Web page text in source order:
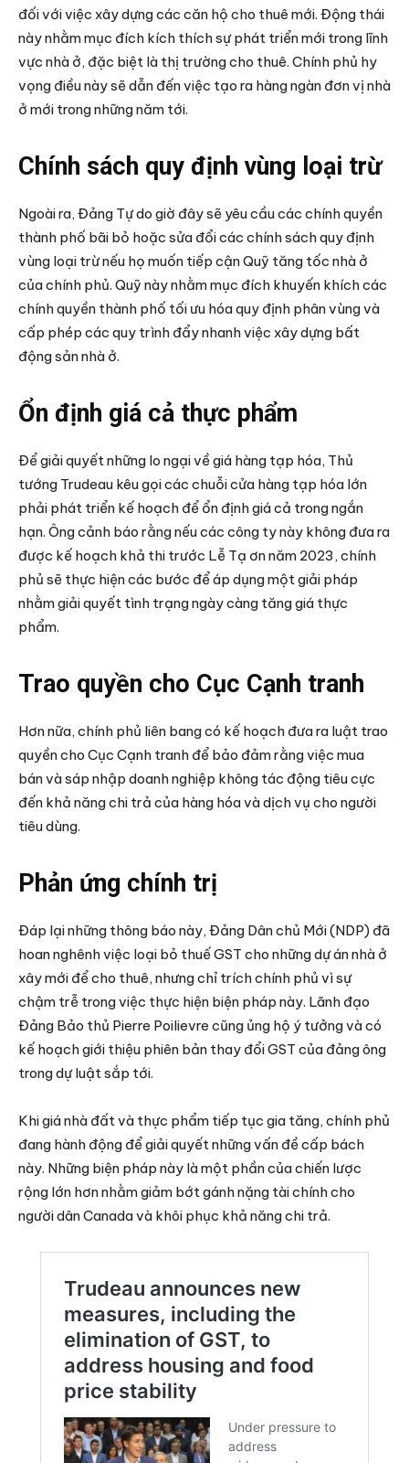
đối với việc xây dựng các căn hộ cho thuê mới. Động thái
này nhằm mục đích kích thích sự phát triển mới trong lĩnh
vực nhà ở, đặc biệt là thị trường cho thuê. Chính phủ hy
vọng điều này sẽ dẫn đến việc tạo ra hàng ngàn đơn vị nhà
ở mới trong những năm tới.
Chính sách quy định vùng loại trừ
Ngoài ra, Đảng Tự do giờ đây sẽ yêu cầu các chính quyền
thành phố bãi bỏ hoặc sửa đổi các chính sách quy định
vùng loại trừ nếu họ muốn tiếp cận Quỹ tăng tốc nhà ở
của chính phủ. Quỹ này nhằm mục đích khuyến khích các
chính quyền thành phố tối ưu hóa quy định phân vùng và
cấp phép các quy trình đẩy nhanh việc xây dựng bất
động sản nhà ở.
Ổn định giá cả thực phẩm
Để giải quyết những lo ngại về giá hàng tạp hóa, Thủ
tướng Trudeau kêu gọi các chuỗi cửa hàng tạp hóa lớn
phải phát triển kế hoạch để ổn định giá cả trong ngắn
hạn. Ông cảnh báo rằng nếu các công ty này không đưa ra
được kế hoạch khả thi trước Lễ Tạ ơn năm 2023, chính
phủ sẽ thực hiện các bước để áp dụng một giải pháp
nhằm giải quyết tình trạng ngày càng tăng giá thực
phẩm.
Trao quyền cho Cục Cạnh tranh
Hơn nữa, chính phủ liên bang có kế hoạch đưa ra luật trao
quyền cho Cục Cạnh tranh để bảo đảm rằng việc mua
bán và sáp nhập doanh nghiệp không tác động tiêu cực
đến khả năng chi trả của hàng hóa và dịch vụ cho người
tiêu dùng.
Phản ứng chính trị
Đáp lại những thông báo này, Đảng Dân chủ Mới (NDP) đã
hoan nghênh việc loại bỏ thuế GST cho những dự án nhà ở
xây mới để cho thuê, nhưng chỉ trích chính phủ vì sự
chậm trễ trong việc thực hiện biện pháp này. Lãnh đạo
Đảng Bảo thủ Pierre Poilievre cũng ủng hộ ý tưởng và có
kế hoạch giới thiệu phiên bản thay đổi GST của đảng ông
trong dự luật sắp tới.
Khi giá nhà đất và thực phẩm tiếp tục gia tăng, chính phủ
đang hành động để giải quyết những vấn đề cấp bách
này. Những biện pháp này là một phần của chiến lược
rộng lớn hơn nhằm giảm bớt gánh nặng tài chính cho
người dân Canada và khôi phục khả năng chi trả.